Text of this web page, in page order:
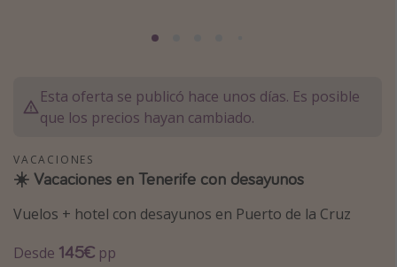
Tailandia
Albania
Inspiración para viajes
Camping
Esta oferta se publicó hace unos días. Es posible
que los precios hayan cambiado.
VACACIONES
☀️ Vacaciones en Tenerife con desayunos
Vuelos + hotel con desayunos en Puerto de la Cruz
Desde 145€ pp